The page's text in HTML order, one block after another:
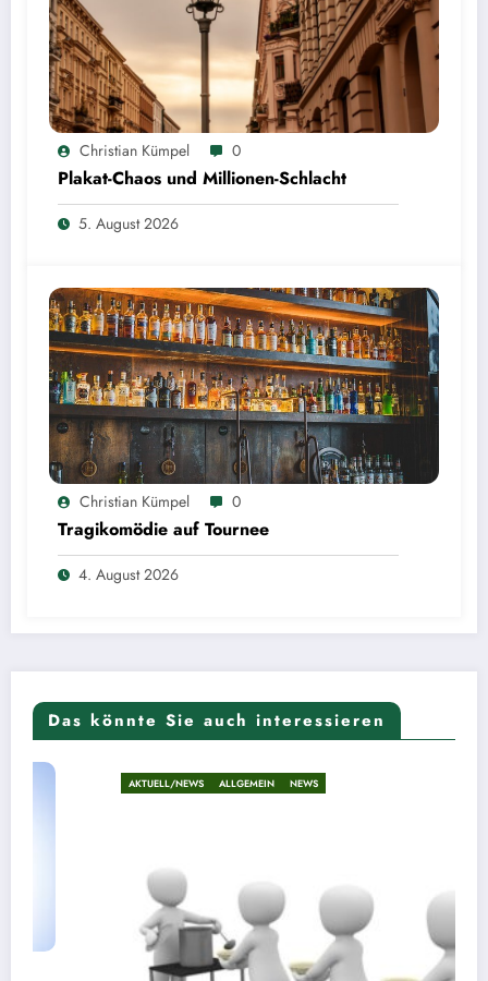
Christian Kümpel 0
Plakat-Chaos und Millionen-Schlacht
5. August 2026
Christian Kümpel 0
Tragikomödie auf Tournee
4. August 2026
Das könnte Sie auch interessieren
AKTUELL/NEWS ALLGEMEIN NEWS